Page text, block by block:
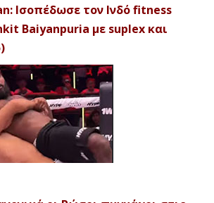
Ισοπέδωσε τον Ινδό fitness
Baiyanpuria με suplex και